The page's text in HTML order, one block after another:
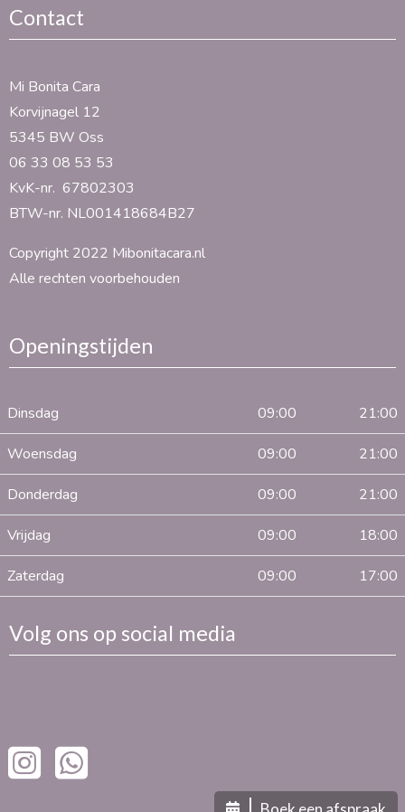
Contact
Mi Bonita Cara
Korvijnagel 12
5345 BW Oss
06 33 08 53 53
KvK-nr. 67802303
BTW-nr. NL001418684B27
Copyright 2022 Mibonitacara.nl
Alle rechten voorbehouden
Openingstijden
Dinsdag 09:00 21:00
Woensdag 09:00 21:00
Donderdag 09:00 21:00
Vrijdag 09:00 18:00
Zaterdag 09:00 17:00
Volg ons op social media